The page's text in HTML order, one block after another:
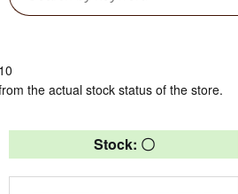
the actual stock status of the store.
Stock: 〇